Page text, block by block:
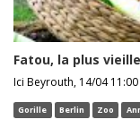
Fatou, la plus
Ici Beyrouth, 14/04
Gorille Berlin Zoo